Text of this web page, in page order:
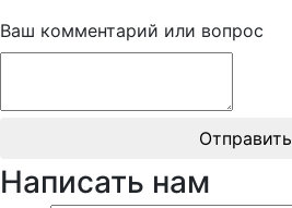
Ваш комментарий или вопрос
Отправить
Написать нам